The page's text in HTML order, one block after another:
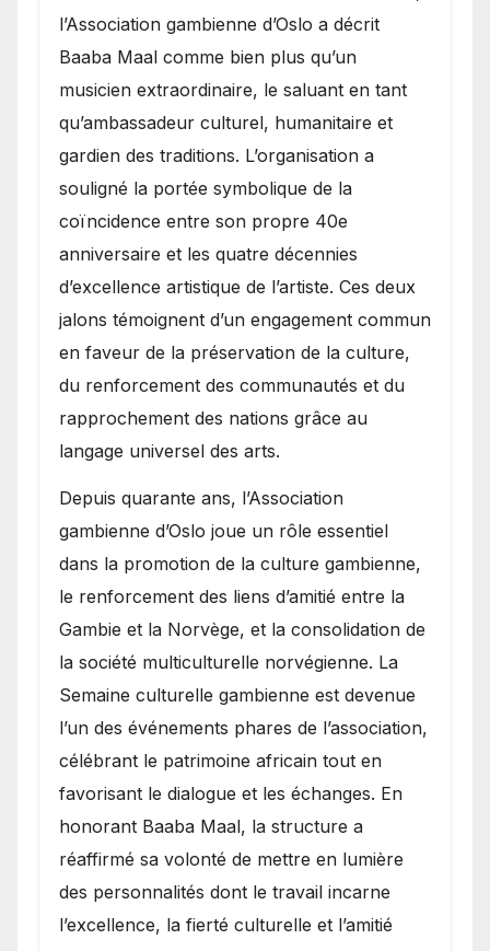
l’Association gambienne d’Oslo a décrit
Baaba Maal comme bien plus qu’un
musicien extraordinaire, le saluant en tant
qu’ambassadeur culturel, humanitaire et
gardien des traditions. L’organisation a
souligné la portée symbolique de la
coïncidence entre son propre 40e
anniversaire et les quatre décennies
d’excellence artistique de l’artiste. Ces deux
jalons témoignent d’un engagement commun
en faveur de la préservation de la culture,
du renforcement des communautés et du
rapprochement des nations grâce au
langage universel des arts.
​Depuis quarante ans, l’Association
gambienne d’Oslo joue un rôle essentiel
dans la promotion de la culture gambienne,
le renforcement des liens d’amitié entre la
Gambie et la Norvège, et la consolidation de
la société multiculturelle norvégienne. La
Semaine culturelle gambienne est devenue
l’un des événements phares de l’association,
célébrant le patrimoine africain tout en
favorisant le dialogue et les échanges. En
honorant Baaba Maal, la structure a
réaffirmé sa volonté de mettre en lumière
des personnalités dont le travail incarne
l’excellence, la fierté culturelle et l’amitié